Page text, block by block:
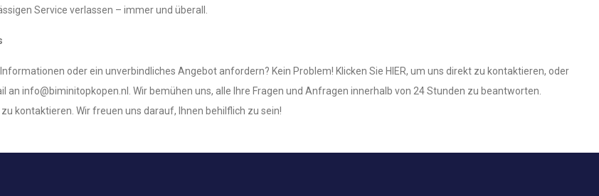
Service verlassen – immer und überall.
oder ein unverbindliches Angebot anfordern? Kein Problem! Klicken Sie HIER, um uns direkt zu kontaktieren, oder
an info@biminitopkopen.nl
. Wir bemühen uns, alle Ihre Fragen und Anfragen innerhalb von 24 Stunden zu beantworten.
kontaktieren. Wir freuen uns darauf, Ihnen behilflich zu sein!